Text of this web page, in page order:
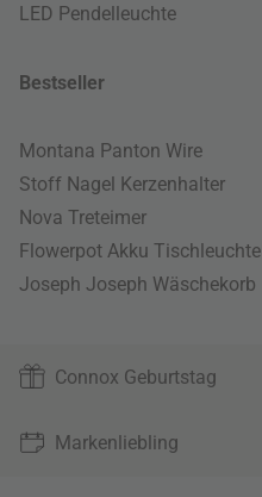
LED Pendelleuchte
Bestseller
Montana Panton Wire
Stoff Nagel Kerzenhalter
Nova Treteimer
Flowerpot Akku Tischleuchte
Joseph Joseph Wäschekorb
Connox Geburtstag
Markenliebling